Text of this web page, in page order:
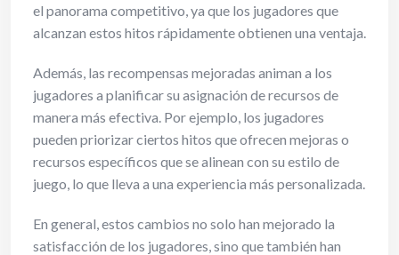
el panorama competitivo, ya que los jugadores que
alcanzan estos hitos rápidamente obtienen una ventaja.
Además, las recompensas mejoradas animan a los
jugadores a planificar su asignación de recursos de
manera más efectiva. Por ejemplo, los jugadores
pueden priorizar ciertos hitos que ofrecen mejoras o
recursos específicos que se alinean con su estilo de
juego, lo que lleva a una experiencia más personalizada.
En general, estos cambios no solo han mejorado la
satisfacción de los jugadores, sino que también han